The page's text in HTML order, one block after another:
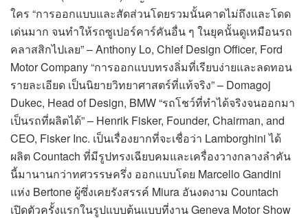
ใคร “การออกแบบและสัดส่วนโดยรวมนั้นคาดไม่ถึงและโดด
เด่นมาก จนทำให้รถซูเปอร์คาร์คันอื่น ๆ ในยุคนั้นดูเหมือนรถ
คลาสสิกไปเลย” – Anthony Lo, Chief Design Officer, Ford
Motor Company “การออกแบบทรงลิ่มที่เรียบง่ายและลดทอน
รายละเอียด เป็นนิยายวิทยาศาสตร์ที่แท้จริง” – Domagoj
Dukec, Head of Design, BMW “รถโชว์ที่ทำได้จริงจนออกมา
เป็นรถที่ผลิตได้” – Henrik Fisker, Founder, Chairman, and
CEO, Fisker Inc. เป็นเรื่องยากที่จะเชื่อว่า Lamborghini ได้
ผลิต Countach ที่มีรูปทรงเฉียบคมและเครื่องวางกลางลำคัน
นี้มานานกว่าทศวรรษครึ่ง ออกแบบโดย Marcello Gandini
แห่ง Bertone ผู้ซึ่งเคยรังสรรค์ Miura อันงดงาม Countach
เปิดตัวครั้งแรกในรูปแบบต้นแบบที่งาน Geneva Motor Show